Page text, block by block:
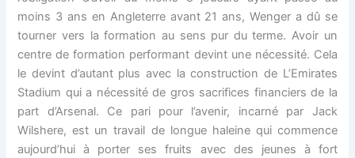
moins 3 ans en Angleterre avant 21 ans, Wenger a dû se
tourner vers la formation au sens pur du terme. Avoir un
centre de formation performant devint une nécessité. Cela
le devint d’autant plus avec la construction de L’Emirates
Stadium qui a nécessité de gros sacrifices financiers de la
part d’Arsenal. Ce pari pour l’avenir, incarné par Jack
Wilshere, est un travail de longue haleine qui commence
aujourd’hui à porter ses fruits avec des jeunes à fort